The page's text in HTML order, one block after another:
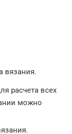
вязания.
расчета всех
можно